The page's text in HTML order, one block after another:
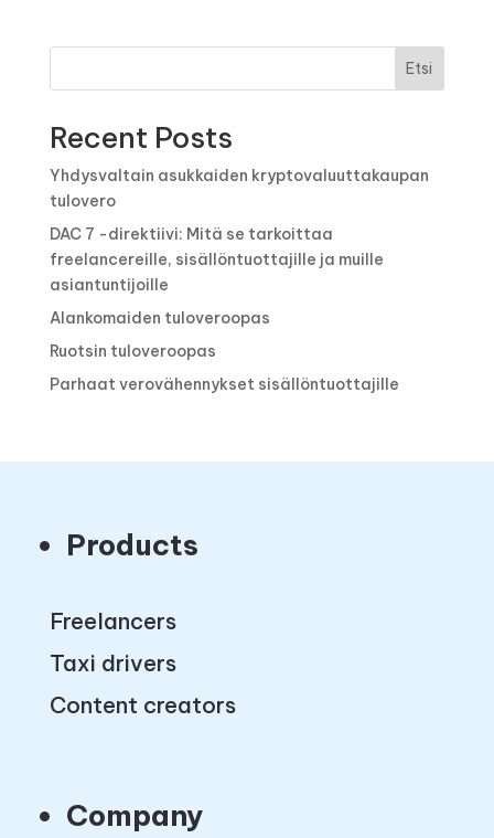
Etsi
Recent Posts
Yhdysvaltain asukkaiden kryptovaluuttakaupan
tulovero
DAC 7 -direktiivi: Mitä se tarkoittaa
freelancereille, sisällöntuottajille ja muille
asiantuntijoille
Alankomaiden tuloveroopas
Ruotsin tuloveroopas
Parhaat verovähennykset sisällöntuottajille
Products
Freelancers
Taxi drivers
Content creators
Company